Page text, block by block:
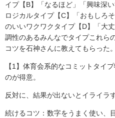
イプ【B】「なるほど」「興味深
ロジカルタイプ【C】「おもしろ
のいいワクワクタイプ【D】「大
調性のあるみんなでタイプこれら
コツを石神さんに教えてもらった。
【1】体育会系的なコミットタイ
のが得意。
反対に、結果が出ないとイライラす
続けるコツ：数字をうまく使い、